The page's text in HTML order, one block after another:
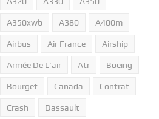
A350xwb A380 A400m
Airbus Air France Airship
Armée De L'air Atr Boeing
Bourget Canada Contrat
Crash Dassault